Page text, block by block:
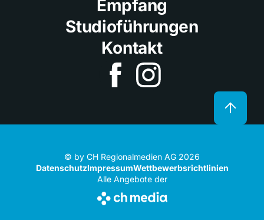
Empfang
Studioführungen
Kontakt
© by CH Regionalmedien AG 2026
DatenschutzImpressumWettbewerbsrichtlinien
Alle Angebote der